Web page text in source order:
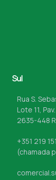
Sul
Rua S.
Lote 11, Pav.
2635-448
+351 219
(chamada